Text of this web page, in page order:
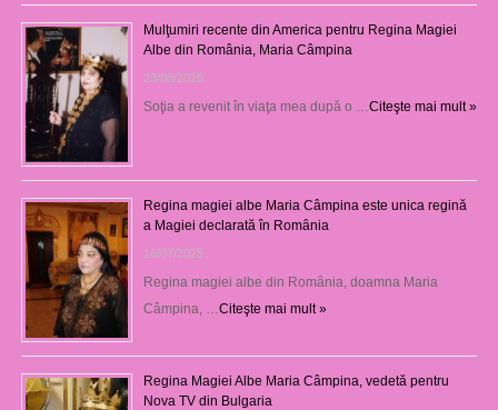
Mulţumiri recente din America pentru Regina Magiei
Albe din România, Maria Câmpina
23/08/2025
Soţia a revenit în viaţa mea după o … Citeşte mai mult »
Regina magiei albe Maria Câmpina este unica regină
a Magiei declarată în România
16/07/2025
Regina magiei albe din România, doamna Maria
Câmpina, … Citeşte mai mult »
Regina Magiei Albe Maria Câmpina, vedetă pentru
Nova TV din Bulgaria